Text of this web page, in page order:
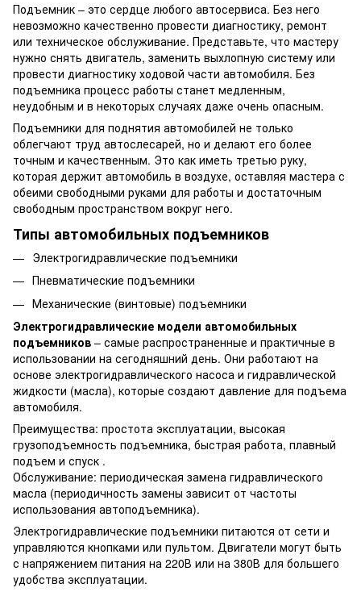
Подъемник – это сердце любого автосервиса. Без него
невозможно качественно провести диагностику, ремонт
или техническое обслуживание. Представьте, что мастеру
нужно снять двигатель, заменить выхлопную систему или
провести диагностику ходовой части автомобиля. Без
подъемника процесс работы станет медленным,
неудобным и в некоторых случаях даже очень опасным.
Подъемники для поднятия автомобилей не только
облегчают труд автослесарей, но и делают его более
точным и качественным. Это как иметь третью руку,
которая держит автомобиль в воздухе, оставляя мастера с
обеими свободными руками для работы и достаточным
свободным пространством вокруг него.
Типы автомобильных подъемников
Электрогидравлические подъемники
Пневматические подъемники
Механические (винтовые) подъемники
Электрогидравлические модели автомобильных
подъемников – самые распространенные и практичные в
использовании на сегодняшний день. Они работают на
основе электрогидравлического насоса и гидравлической
жидкости (масла), которые создают давление для подъема
автомобиля.
Преимущества: простота эксплуатации, высокая
грузоподъемность подъемника, быстрая работа, плавный
подъем и спуск .
Обслуживание: периодическая замена гидравлического
масла (периодичность замены зависит от частоты
использования автоподъемника).
Электрогидравлические подъемники питаются от сети и
управляются кнопками или пультом. Двигатели могут быть
с напряжением питания на 220В или на 380В для большего
удобства эксплуатации.